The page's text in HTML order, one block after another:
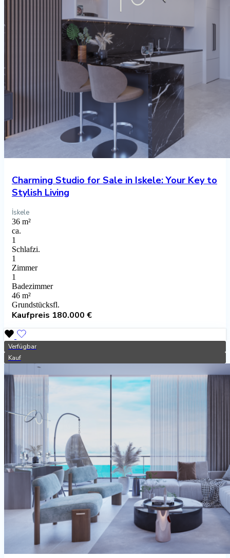
Charming Studio for Sale in Iskele: Your Key to
Stylish Living
İskele
36 m²
ca.
1
Schlafzi.
1
Zimmer
1
Badezimmer
46 m²
Grundstücksfl.
Kaufpreis 180.000 €
Verfügbar
Kauf